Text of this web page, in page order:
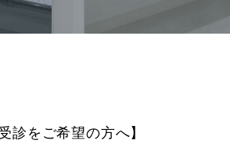
診をご希望の方へ】